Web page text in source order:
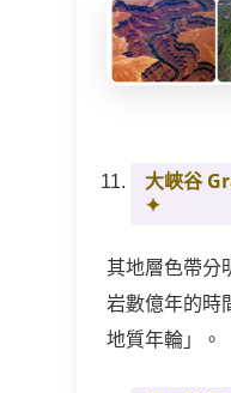
大峽谷
✦
其地層色帶分
岩數億年的時
地質年輪」。